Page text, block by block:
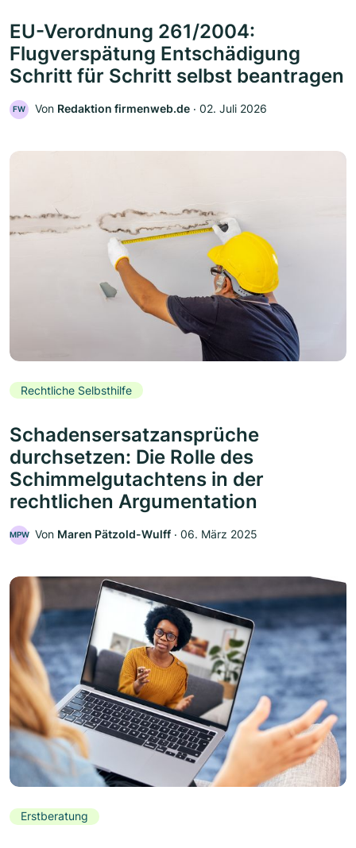
EU-Verordnung 261/2004:
Flugverspätung Entschädigung
Schritt für Schritt selbst beantragen
FW Von Redaktion firmenweb.de ‧ 02. Juli 2026
Rechtliche Selbsthilfe
Schadensersatzansprüche
durchsetzen: Die Rolle des
Schimmelgutachtens in der
rechtlichen Argumentation
MPW Von Maren Pätzold-Wulff ‧ 06. März 2025
Erstberatung